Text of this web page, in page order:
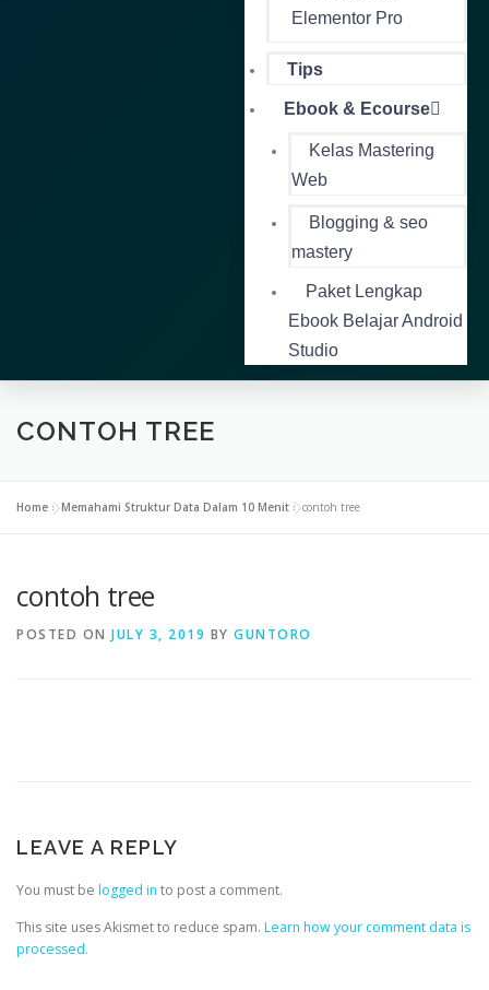
Elementor Pro
Tips
Ebook & Ecourse
Kelas Mastering
Web
Blogging & seo
mastery
Paket Lengkap
Ebook Belajar Android
Studio
CONTOH TREE
Home »Memahami Struktur Data Dalam 10 Menit »contoh tree
contoh tree
POSTED ON JULY 3, 2019 BY GUNTORO
LEAVE A REPLY
You must be logged in to post a comment.
This site uses Akismet to reduce spam. Learn how your comment data is
processed.